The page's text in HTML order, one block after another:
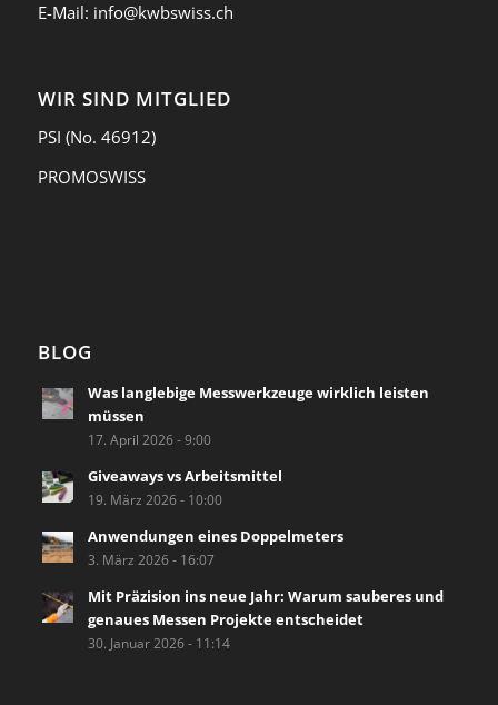
E-Mail: info@kwbswiss.ch
WIR SIND MITGLIED
PSI (No. 46912)
PROMOSWISS
BLOG
Was langlebige Messwerkzeuge wirklich leisten
müssen
17. April 2026 - 9:00
Giveaways vs Arbeitsmittel
19. März 2026 - 10:00
Anwendungen eines Doppelmeters
3. März 2026 - 16:07
Mit Präzision ins neue Jahr: Warum sauberes und
genaues Messen Projekte entscheidet
30. Januar 2026 - 11:14